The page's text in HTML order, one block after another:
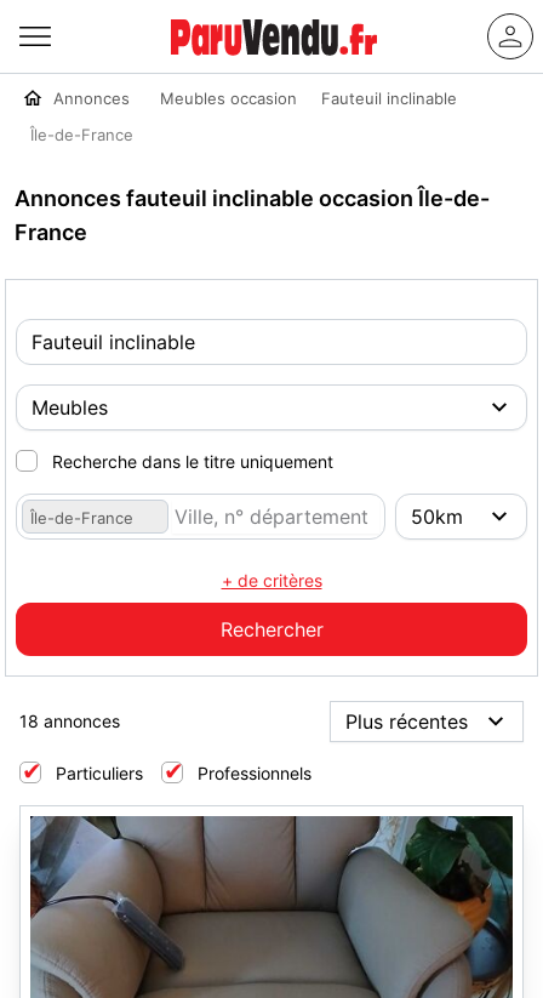
Annonces Meubles occasion
Fauteuil inclinable
Île-de-France
Annonces fauteuil inclinable occasion Île-de-
France
Recherche dans le titre uniquement
Île-de-France
+ de critères
18 annonces
Particuliers Professionnels